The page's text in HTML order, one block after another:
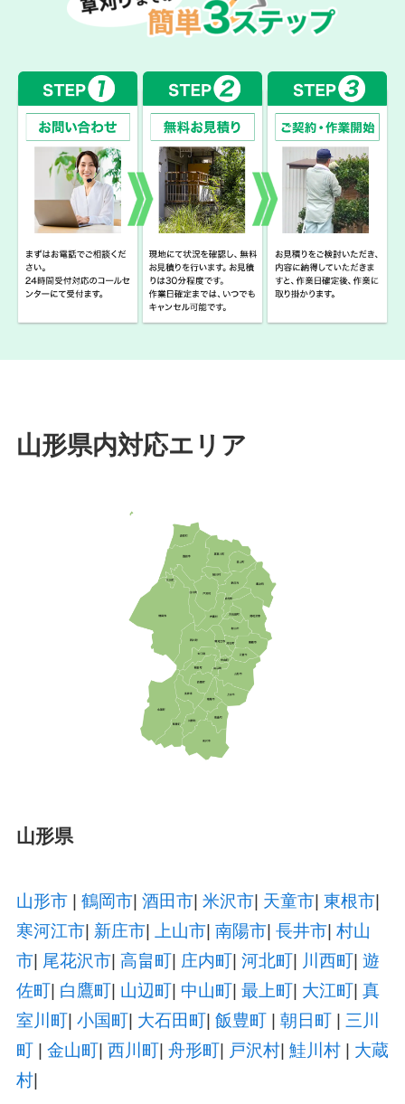
山形県内対応エリア
山形県
山形市 鶴岡市| 酒田市| 米沢市| 天童市| 東根市|
寒河江市| 新庄市| 上山市| 南陽市| 長井市| 村山
市| 尾花沢市| 高畠町| 庄内町| 河北町| 川西町| 遊
佐町| 白鷹町| 山辺町| 中山町| 最上町| 大江町| 真
室川町| 小国町| 大石田町| 飯豊町| 朝日町| 三川
町| 金山町| 西川町| 舟形町| 戸沢村| 鮭川村| 大蔵
村|